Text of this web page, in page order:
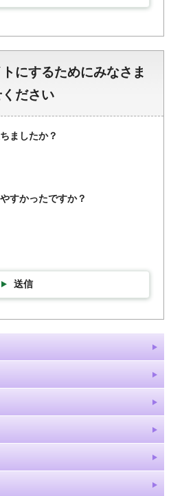
にするためにみなさま
ださい
ましたか？
すかったですか？
送信